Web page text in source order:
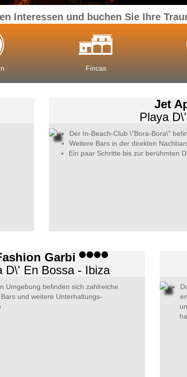
Interessen und buchen Sie Ihre
Fincas
Jet
Playa
Der In-Beach-Club \"Bora-Bora\"
Weitere Bars in der direkten
Ein paar Schritte bis zur berühmten
Garbi
D\' En Bossa - Ibiza
Umgebung befinden sich zahlreiche
und weitere Unterhaltungs-